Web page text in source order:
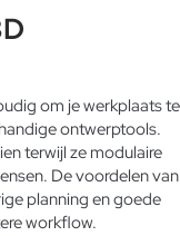
om je werkplaats te
ontwerptools.
terwijl ze modulaire
De voordelen van
planning en goede
workflow.